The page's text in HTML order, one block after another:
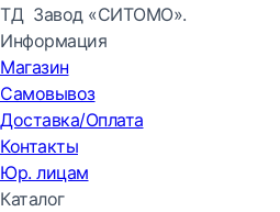
ТД Завод «СИТОМО».
Информация
Магазин
Самовывоз
Доставка/Оплата
Контакты
Юр. лицам
Каталог